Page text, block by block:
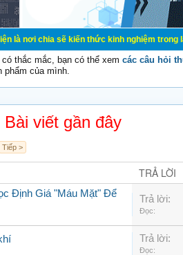
sẽ kiến thức kinh nghiệm trong lãnh vực
thắc mắc, bạn có thể xem các câu hỏi
phẩm của mình.
Bài viết gần đây
Tiếp >
TRẢ LỜI
Định Giá "Máu Mặt" Để
Trả lời:
Đọc:
Trả lời:
Đọc: